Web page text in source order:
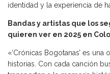
identidad y la experiencia de
Bandas y artistas que los
quieren ver en 2025 en
«‘Crónicas Bogotanas’ es
historias. Con cada canción